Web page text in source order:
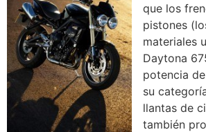
que los
pistones
materiales
Daytona
potencia
su
llantas de
también